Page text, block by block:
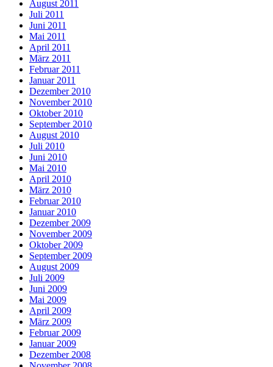
August 2011
Juli 2011
Juni 2011
Mai 2011
April 2011
März 2011
Februar 2011
Januar 2011
Dezember 2010
November 2010
Oktober 2010
September 2010
August 2010
Juli 2010
Juni 2010
Mai 2010
April 2010
März 2010
Februar 2010
Januar 2010
Dezember 2009
November 2009
Oktober 2009
September 2009
August 2009
Juli 2009
Juni 2009
Mai 2009
April 2009
März 2009
Februar 2009
Januar 2009
Dezember 2008